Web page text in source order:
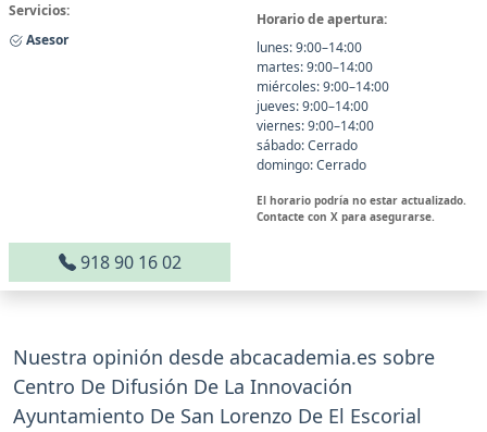
Servicios:
Asesor
Horario de apertura:
lunes: 9:00–14:00
martes: 9:00–14:00
miércoles: 9:00–14:00
jueves: 9:00–14:00
viernes: 9:00–14:00
sábado: Cerrado
domingo: Cerrado
El horario podría no estar actualizado.
Contacte con X para asegurarse.
918 90 16 02
Nuestra opinión desde abcacademia.es sobre
Centro De Difusión De La Innovación
Ayuntamiento De San Lorenzo De El Escorial